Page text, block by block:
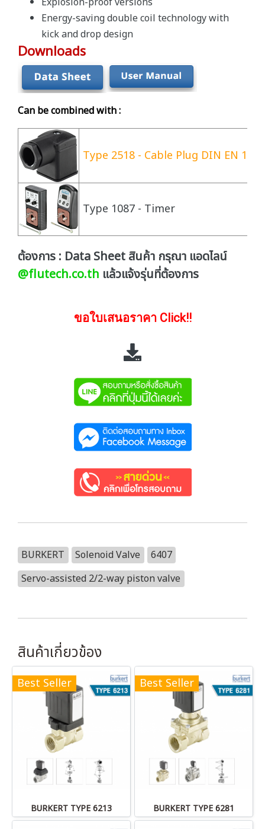
Energy-saving double coil technology with
kick and drop design
Downloads
Can be combined with :
Type 2518 - Cable Plug DIN EN
Type 1087 - Timer
ต้องการ : Data Sheet สินค้า กรุณา แอดไลน์
@flutech.co.th แล้วแจ้งรุ่นที่ต้องการ
ขอใบเสนอราคา Click!!
BURKERT Solenoid Valve
6407
Servo-assisted 2/2-way piston valve
สินค้าเกี่ยวข้อง
Best Seller
BURKERT TYPE 6213
Best Seller
BURKERT TYPE 6281